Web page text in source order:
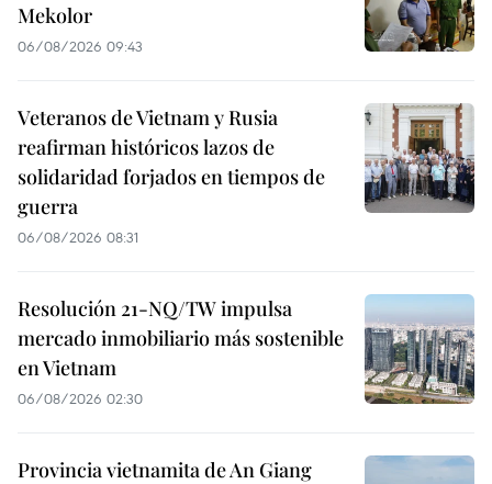
Mekolor
06/08/2026 09:43
Veteranos de Vietnam y Rusia
reafirman históricos lazos de
solidaridad forjados en tiempos de
guerra
06/08/2026 08:31
Resolución 21-NQ/TW impulsa
mercado inmobiliario más sostenible
en Vietnam
06/08/2026 02:30
Provincia vietnamita de An Giang